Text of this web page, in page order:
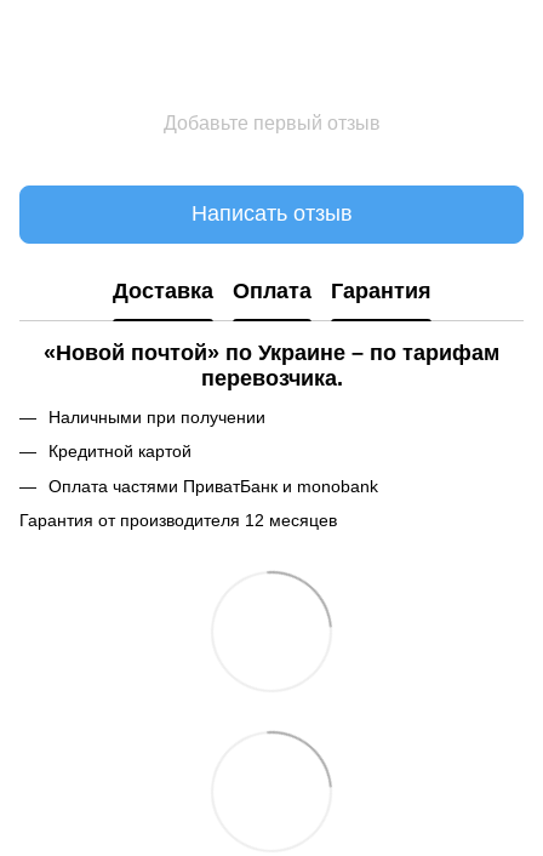
Добавьте первый отзыв
Написать отзыв
Доставка Оплата Гарантия
«Новой почтой» по Украине – по тарифам
перевозчика.
Наличными при получении
Кредитной картой
Оплата частями ПриватБанк и monobank
Гарантия от производителя 12 месяцев